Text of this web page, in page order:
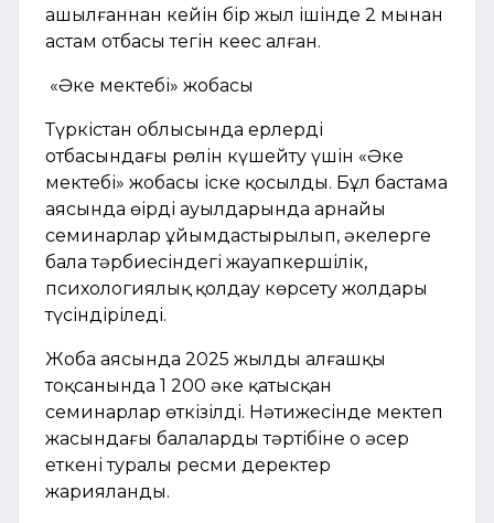
ашылғаннан кейін бір жыл ішінде 2 мыңнан
астам отбасы тегін кеңес алған.
«Әке мектебі» жобасы
Түркістан облысында ерлердің
отбасындағы рөлін күшейту үшін «Әке
мектебі» жобасы іске қосылды. Бұл бастама
аясында өңірдің ауылдарында арнайы
семинарлар ұйымдастырылып, әкелерге
бала тәрбиесіндегі жауапкершілік,
психологиялық қолдау көрсету жолдары
түсіндіріледі.
Жоба аясында 2025 жылдың алғашқы
тоқсанында 1 200 әке қатысқан
семинарлар өткізілді. Нәтижесінде мектеп
жасындағы балалардың тәртібіне оң әсер
еткені туралы ресми деректер
жарияланды.